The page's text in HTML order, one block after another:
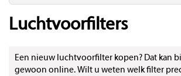
Luchtvoorfilters
Een nieuw luchtvoorfilter kopen? Dat kan
gewoon online. Wilt u weten welk filter